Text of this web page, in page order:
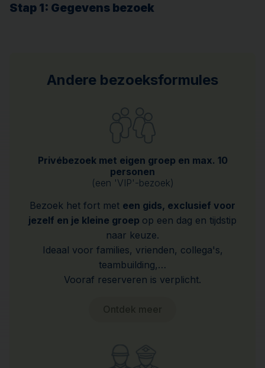
Stap 1: Gegevens bezoek
Andere bezoeksformules
Privébezoek met eigen groep en max. 10
personen
(een 'VIP'-bezoek)
Bezoek het fort met een gids, exclusief voor
jezelf en je kleine groep op een dag en tijdstip
naar keuze.
Ideaal voor families, vrienden, collega's,
teambuilding,…
Vooraf reserveren is verplicht.